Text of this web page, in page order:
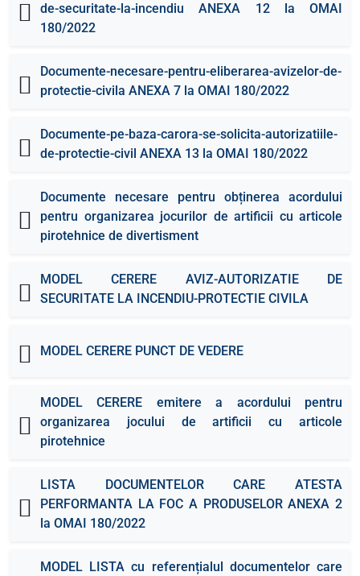
de-securitate-la-incendiu ANEXA 12 la OMAI
180/2022
Documente-necesare-pentru-eliberarea-avizelor-de-
protectie-civila ANEXA 7 la OMAI 180/2022
Documente-pe-baza-carora-se-solicita-autorizatiile-
de-protectie-civil ANEXA 13 la OMAI 180/2022
Documente necesare pentru obținerea acordului
pentru organizarea jocurilor de artificii cu articole
pirotehnice de divertisment
MODEL CERERE AVIZ-AUTORIZATIE DE
SECURITATE LA INCENDIU-PROTECTIE CIVILA
MODEL CERERE PUNCT DE VEDERE
MODEL CERERE emitere a acordului pentru
organizarea jocului de artificii cu articole
pirotehnice
LISTA DOCUMENTELOR CARE ATESTA
PERFORMANTA LA FOC A PRODUSELOR ANEXA 2
la OMAI 180/2022
MODEL LISTA cu referențialul documentelor care